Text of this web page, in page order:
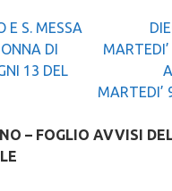
E S. MESSA
DI
13 DEL
MARTEDI’
– FOGLIO AVVISI